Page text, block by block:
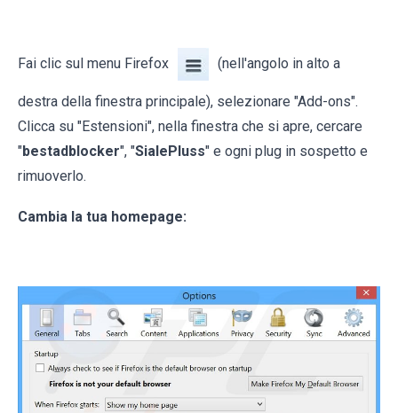
Fai clic sul menu Firefox (nell'angolo in alto a
destra della finestra principale), selezionare "Add-ons".
Clicca su "Estensioni", nella finestra che si apre, cercare
"bestadblocker", "SialePluss" e ogni plug in sospetto e
rimuoverlo.
Cambia la tua homepage: